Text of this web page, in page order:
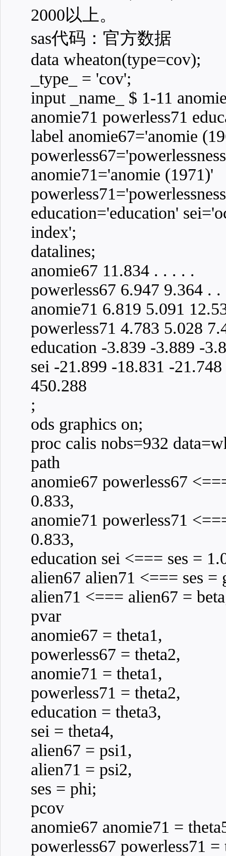
2000以上。
sas代码：官方数据
data wheaton(type=cov);
_type_ = 'cov';
input _name_ $ 1-11
anomie71 powerless71
label anomie67='anomie
anomie71='anomie (1971)'
education='education'
index';
datalines;
anomie67 11.834 . . . . .
powerless67 6.947 9.364 . .
anomie71 6.819 5.091
powerless71 4.783 5.028
education -3.839 -3.889 -
sei -21.899 -18.831 -
450.288
;
ods graphics on;
proc calis nobs=932
path
anomie67 powerless67
0.833,
anomie71 powerless71
0.833,
education sei <=== ses =
alien67 alien71 <=== ses =
alien71 <=== alien67 =
pvar
anomie67 = theta1,
powerless67 = theta2,
anomie71 = theta1,
powerless71 = theta2,
education = theta3,
sei = theta4,
alien67 = psi1,
alien71 = psi2,
ses = phi;
pcov
anomie67 anomie71 =
powerless67 powerless71 =